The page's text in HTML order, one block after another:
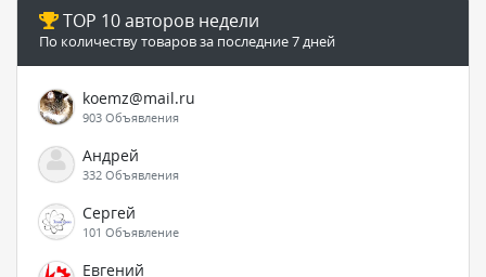
TOP 10 авторов недели
По количеству товаров за последние 7 дней
koemz@mail.ru
903 Объявления
Андрей
332 Объявления
Сергей
101 Объявление
Евгений